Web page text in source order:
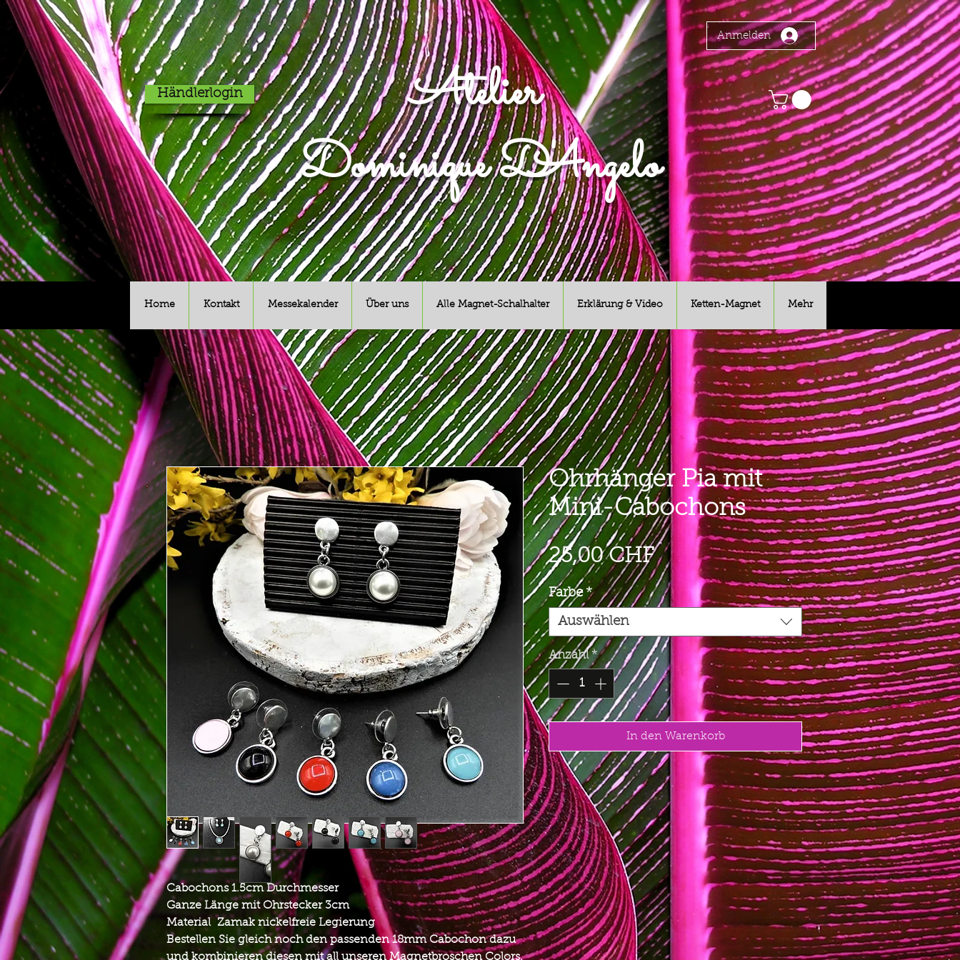
Anmelden
Atelier
Dominique D'Angelo
Händlerlogin
Home Kontakt Messekalender Über uns Alle Magnet-Schalhalter Erklärung & Video Ketten-Magnet Mehr
Cabochons 1.5cm Durchmesser
Ganze Länge mit Ohrstecker 3cm
Material Zamak nickelfreie Legierung
Bestellen Sie gleich noch den passenden 18mm Cabochon dazu
und kombinieren diesen mit all unseren Magnetbroschen Colors.
Ohrhänger Pia mit
Mini-Cabochons
25,00 CHFPreis
Farbe *
Auswählen
Anzahl *
In den Warenkorb